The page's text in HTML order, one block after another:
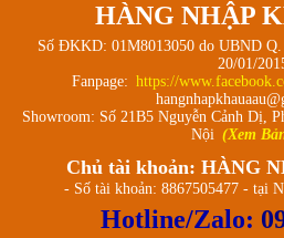
HÀNG NHẬP
Số ĐKKD: 01M8013050 do UBND
20/01/
Fanpage: https://
Showroom: Số 21B5 Nguyễn Cảnh Dị,
Nội (Xem
Chủ tài khoản: HÀNG
- Số tài khoản: 8867505477 - tại
Hotline/Zalo: